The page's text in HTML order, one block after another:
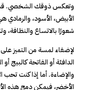
وتعكس ذوقك الشخصي. قد
الأبيض، الأسود، والرمادي
شعورًا بالاتساع والنظافة،
لإضفاء لمسة من التميز
الدافئة أو الفاتحة كالبيج
والإضاءة. أما إذا كنت تحب
الأخضر، فيمكن دمج هذه